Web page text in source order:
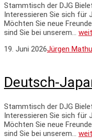
Stammtisch der DJG
Interessieren Sie sich für
Möchten Sie neue
sind Sie bei unserem…
19. Juni 2026Jürgen
Deutsch-
Stammtisch der DJG
Interessieren Sie sich für
Möchten Sie neue
sind Sie bei unserem…